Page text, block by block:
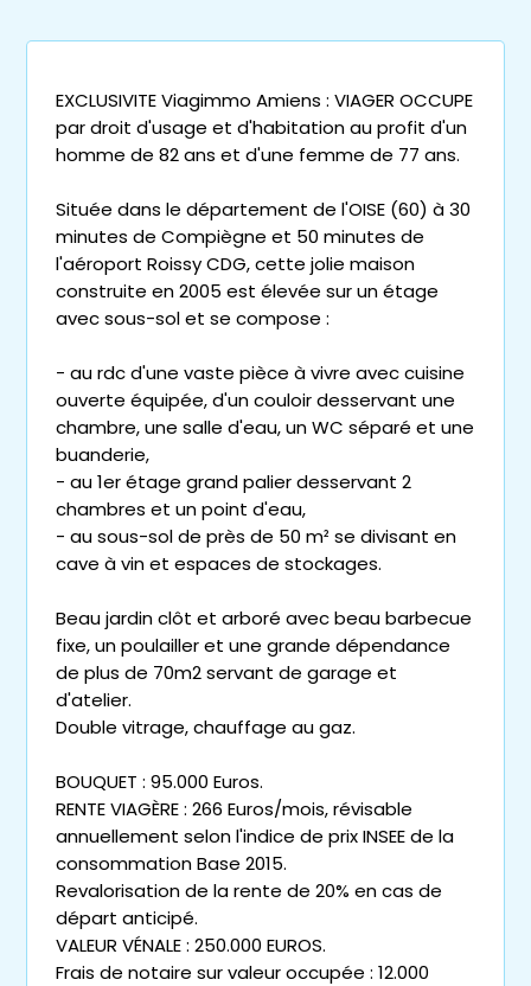
EXCLUSIVITE Viagimmo Amiens : VIAGER OCCUPE
par droit d'usage et d'habitation au profit d'un
homme de 82 ans et d'une femme de 77 ans.
Située dans le département de l'OISE (60) à 30
minutes de Compiègne et 50 minutes de
l'aéroport Roissy CDG, cette jolie maison
construite en 2005 est élevée sur un étage
avec sous-sol et se compose :
- au rdc d'une vaste pièce à vivre avec cuisine
ouverte équipée, d'un couloir desservant une
chambre, une salle d'eau, un WC séparé et une
buanderie,
- au 1er étage grand palier desservant 2
chambres et un point d'eau,
- au sous-sol de près de 50 m² se divisant en
cave à vin et espaces de stockages.
Beau jardin clôt et arboré avec beau barbecue
fixe, un poulailler et une grande dépendance
de plus de 70m2 servant de garage et
d'atelier.
Double vitrage, chauffage au gaz.
BOUQUET : 95.000 Euros.
RENTE VIAGÈRE : 266 Euros/mois, révisable
annuellement selon l'indice de prix INSEE de la
consommation Base 2015.
Revalorisation de la rente de 20% en cas de
départ anticipé.
VALEUR VÉNALE : 250.000 EUROS.
Frais de notaire sur valeur occupée : 12.000